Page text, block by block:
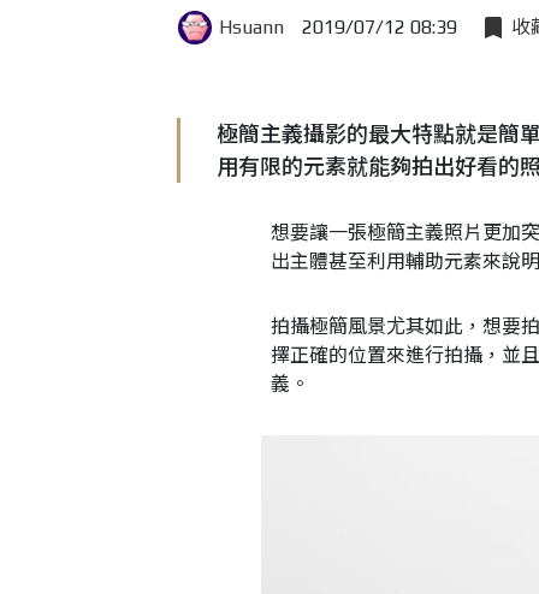
Hsuann 2019/07/12 08:39 收
極簡主義攝影的最大特點就是簡
用有限的元素就能夠拍出好看的
想要讓一張極簡主義照片更加
出主體甚至利用輔助元素來說
拍攝極簡風景尤其如此，想要
擇正確的位置來進行拍攝，並
義。